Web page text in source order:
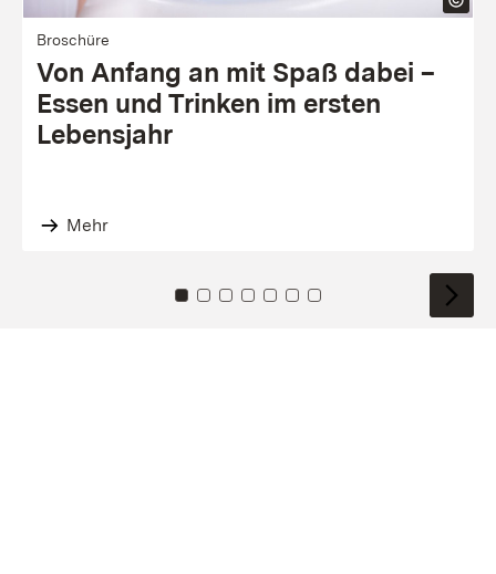
Bro­schü­re
Von Anfang an mit Spaß dabei –
Essen und Trinken im ersten
Lebens­jahr
Mehr
Zu Kachel: 0
Zu Kachel: 1
Zu Kachel: 2
Zu Kachel: 3
Zu Kachel: 4
Zu Kachel: 5
Zu Kachel: 6